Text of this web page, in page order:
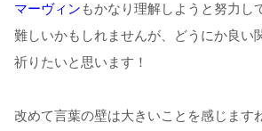
マーヴィン もかなり理解しようと努力し
難しいかもしれませんが、どうにか良い
祈りたいと思います！
改めて言葉の壁は大きいことを感じます